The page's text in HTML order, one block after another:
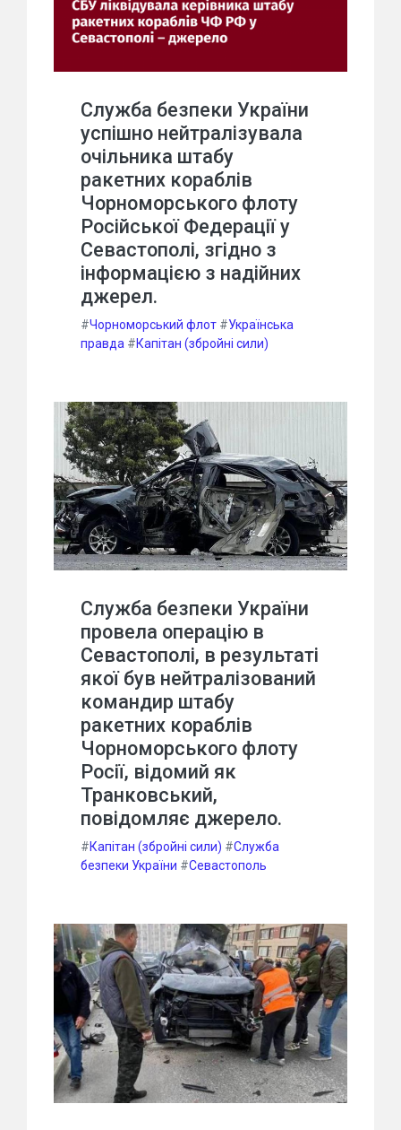
Служба безпеки України
успішно нейтралізувала
очільника штабу
ракетних кораблів
Чорноморського флоту
Російської Федерації у
Севастополі, згідно з
інформацією з надійних
джерел.
#Чорноморський флот #Українська
правда #Капітан (збройні сили)
Служба безпеки України
провела операцію в
Севастополі, в результаті
якої був нейтралізований
командир штабу
ракетних кораблів
Чорноморського флоту
Росії, відомий як
Транковський,
повідомляє джерело.
#Капітан (збройні сили) #Служба
безпеки України #Севастополь